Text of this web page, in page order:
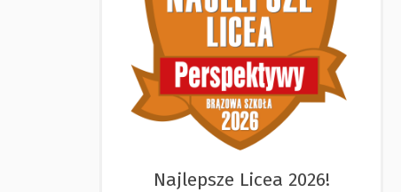
Najlepsze Licea 2026!